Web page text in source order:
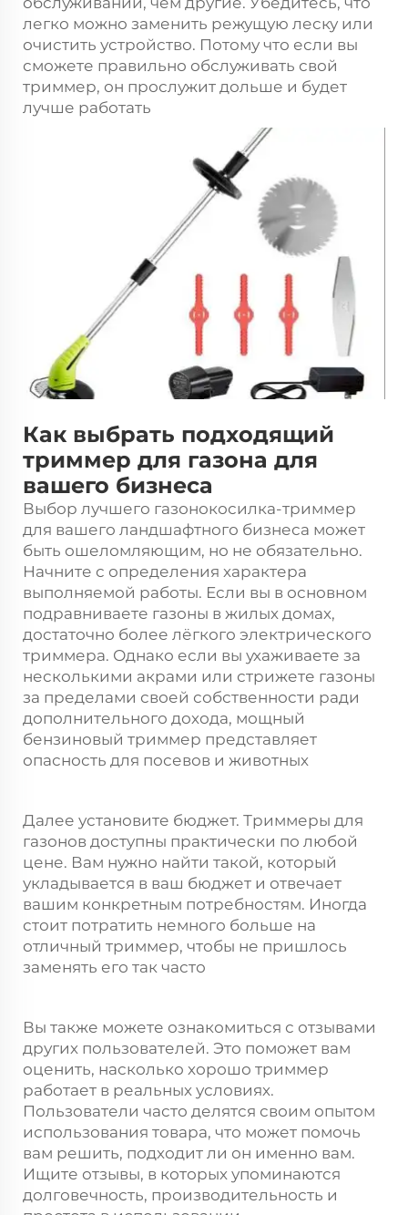
легко можно заменить режущую леску или
очистить устройство. Потому что если вы
сможете правильно обслуживать свой
триммер, он прослужит дольше и будет
лучше работать
Как выбрать подходящий
триммер для газона для
вашего бизнеса
Выбор лучшего газонокосилка-триммер
для вашего ландшафтного бизнеса может
быть ошеломляющим, но не обязательно.
Начните с определения характера
выполняемой работы. Если вы в основном
подравниваете газоны в жилых домах,
достаточно более лёгкого электрического
триммера. Однако если вы ухаживаете за
несколькими акрами или стрижете газоны
за пределами своей собственности ради
дополнительного дохода, мощный
бензиновый триммер представляет
опасность для посевов и животных
Далее установите бюджет. Триммеры для
газонов доступны практически по любой
цене. Вам нужно найти такой, который
укладывается в ваш бюджет и отвечает
вашим конкретным потребностям. Иногда
стоит потратить немного больше на
отличный триммер, чтобы не пришлось
заменять его так часто
Вы также можете ознакомиться с отзывами
других пользователей. Это поможет вам
оценить, насколько хорошо триммер
работает в реальных условиях.
Пользователи часто делятся своим опытом
использования товара, что может помочь
вам решить, подходит ли он именно вам.
Ищите отзывы, в которых упоминаются
долговечность, производительность и